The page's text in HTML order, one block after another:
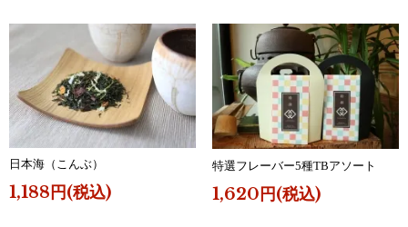
日本海（こんぶ）
1,188円(税込)
特選フレーバー5種TBアソート
1,620円(税込)